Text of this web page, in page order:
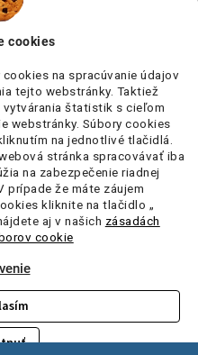
cookies
na spracúvanie údajov
tejto webstránky. Taktiež
štatistik s cieľom
webstránky. Súbory cookies
na jednotlivé tlačidlá.
stránka spracovávať iba
na zabezpečenie riadnej
prípade že máte záujem
kliknite na tlačidlo „
aj v našich zásadách
cookie
vyhradené.